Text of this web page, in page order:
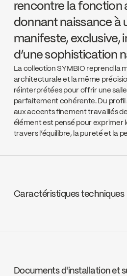
rencontre la fonction
donnant naissance à
manifeste, exclusive,
d’une sophistication
La collection SYMBIO reprend la
architecturale et la même
réinterprétées pour offrir une
parfaitement cohérente. Du profil
aux accents finement travaillés
élément est pensé pour exprimer
travers l’équilibre, la pureté et la
Caractéristiques techniques
Installation murale
inoxydable
Documents d'installation et